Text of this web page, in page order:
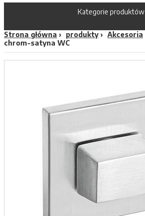
Kategorie produktów
Strona główna produkty Akcesoria
chrom-satyna WC